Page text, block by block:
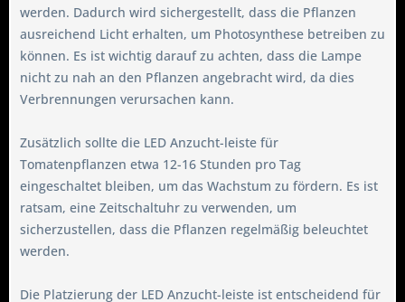
werden. Dadurch wird sichergestellt, dass die Pflanzen
ausreichend Licht erhalten, um Photosynthese betreiben zu
können. Es ist wichtig darauf zu achten, dass die Lampe
nicht zu nah an den Pflanzen angebracht wird, da dies
Verbrennungen verursachen kann.
Zusätzlich sollte die LED Anzucht-leiste für
Tomatenpflanzen etwa 12-16 Stunden pro Tag
eingeschaltet bleiben, um das Wachstum zu fördern. Es ist
ratsam, eine Zeitschaltuhr zu verwenden, um
sicherzustellen, dass die Pflanzen regelmäßig beleuchtet
werden.
Die Platzierung der LED Anzucht-leiste ist entscheidend für